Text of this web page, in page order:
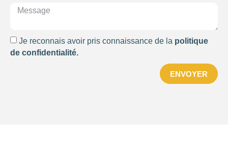
Je reconnais avoir pris connaissance de la politique
de confidentialité.
ENVOYER